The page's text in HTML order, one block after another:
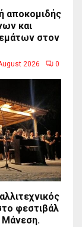
αποκομιδής
και
στον
2026 0
φεστιβάλ
Μάνεση.